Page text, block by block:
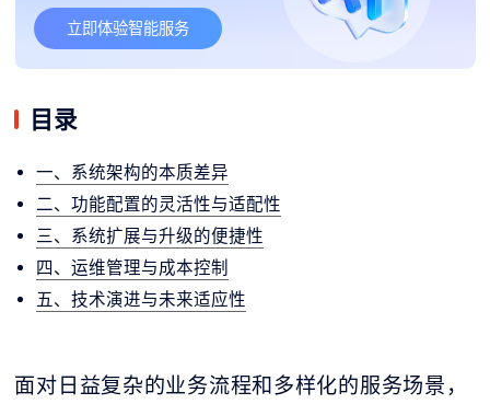
立即体验智能服务
目录
一、系统架构的本质差异
二、功能配置的灵活性与适配性
三、系统扩展与升级的便捷性
四、运维管理与成本控制
五、技术演进与未来适应性
面对日益复杂的业务流程和多样化的服务场景，